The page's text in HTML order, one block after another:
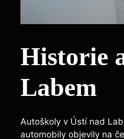
Historie
Labem
Autoškoly v Ústí nad
automobily objevily na